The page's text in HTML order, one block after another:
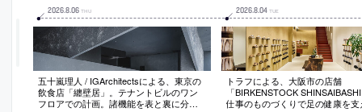
2026.8.06 THU
五十嵐理人 / IGArchitectsによる、東京の
飲食店「纏壁居」。テナントビルのワン
フロアでの計画。諸機能を表と裏に分断
2026.8.04 TUE
トラフによる、大阪市の店舗
「BIRKENSTOCK
仕事のものづくりで足の健康を支